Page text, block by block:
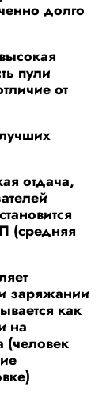
долго
пули
от
отдача,
(средняя
заряжании
как
на
(человек